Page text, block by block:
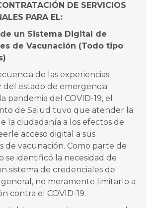
DE SERVICIOS
PARA EL:
un Sistema Digital de
de Vacunación (Todo tipo
de las experiencias
del estado de emergencia
pandemia del COVID-19, el
de Salud tuvo que atender la
la ciudadanía a los efectos de
acceso digital a sus
de vacunación. Como parte de
se identificó la necesidad de
sistema de credenciales de
no meramente limitarlo a
contra el COVID-19.